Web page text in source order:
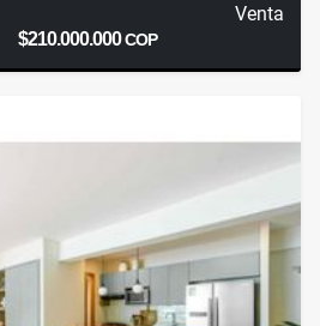
Venta
$210.000.000COP